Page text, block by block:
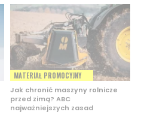
MATERIAŁ PROMOCYJNY
Jak chronić maszyny rolnicze
przed zimą? ABC
najważniejszych zasad